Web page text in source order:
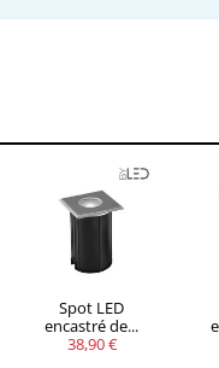
Spot LED
encastré de...
38,90 €